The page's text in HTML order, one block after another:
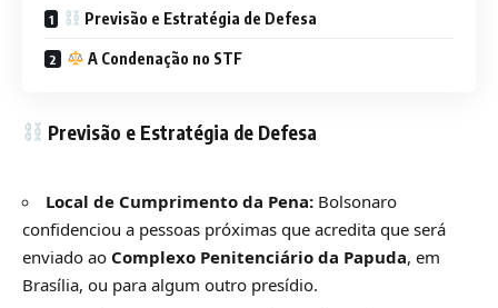
Previsão e Estratégia de Defesa
A Condenação no STF
Previsão e Estratégia de Defesa
Local de Cumprimento da Pena: Bolsonaro
confidenciou a pessoas próximas que acredita que será
enviado ao Complexo Penitenciário da Papuda, em
Brasília, ou para algum outro presídio.